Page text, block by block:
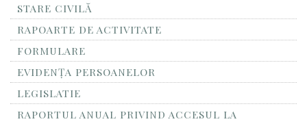
STARE CIVILĂ
RAPOARTE DE ACTIVITATE
FORMULARE
EVIDENȚA PERSOANELOR
LEGISLATIE
RAPORTUL ANUAL PRIVIND ACCESUL LA